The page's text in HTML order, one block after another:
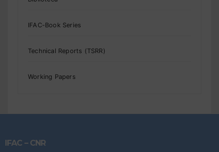
IFAC-Book Series
Technical Reports (TSRR)
Working Papers
IFAC – CNR